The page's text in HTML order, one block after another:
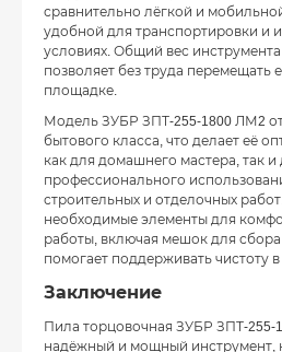
сравнительно лёгкой и
удобной для транспортировки и
условиях. Общий вес инструмента
позволяет без труда перемещать
площадке.
Модель ЗУБР ЗПТ-255-1800 ЛМ2
бытового класса, что делает её
как для домашнего мастера, так и
профессионального
строительных и отделочных
необходимые элементы для
работы, включая мешок для
помогает поддерживать чистоту в
Заключение
Пила торцовочная ЗУБР ЗПТ-255-
надёжный и мощный инструмент,